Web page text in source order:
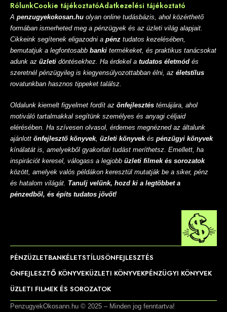
RólunkCookie tájékoztatóAdatkezelési tájékoztató
A penzugyekokosan.hu olyan online tudásbázis, ahol közérthető
formában ismerheted meg a pénzügyek és az üzleti világ alapjait.
Cikkeink segítenek eligazodni a pénz tudatos kezelésében,
bemutatjuk a legfontosabb banki termékeket, és praktikus tanácsokat
adunk az üzleti döntésekhez. Ha érdekel a tudatos életmód és
szeretnél pénzügyileg is kiegyensúlyozottabban élni, az életstílus
rovatunkban hasznos tippeket találsz.
Oldalunk kiemelt figyelmet fordít az önfejlesztés témájára, ahol
motiváló tartalmakkal segítünk személyes és anyagi céljaid
elérésében. Ha szívesen olvasol, érdemes megnézned az általunk
ajánlott önfejlesztő könyvek, üzleti könyvekés pénzügyi könyvek
kínálatát is, amelyekből gyakorlati tudást meríthetsz. Emellett, ha
inspirációt keresel, válogass a legjobb üzleti filmek és sorozatok
között, amelyek valós példákon keresztül mutatják be a siker, pénz
és hatalom világát. Tanulj velünk, hozd ki a legtöbbet a
pénzedből, és építs tudatos jövőt!
PÉNZÜZLETBANKÉLETSTÍLUSÖNFEJLESZTÉS
ÖNFEJLESZTŐ KÖNYVEKÜZLETI KÖNYVEKPÉNZÜGYI KÖNYVEK
ÜZLETI FILMEK ÉS SOROZATOK
PenzugyekOkosann.hu © 2025 – Minden jog fenntartva!